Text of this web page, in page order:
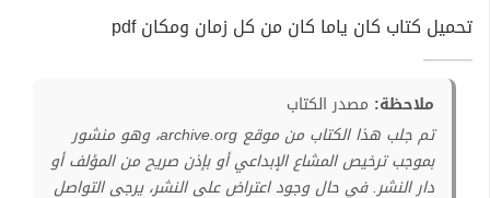
تحميل كتاب كان ياما كان من كل زمان ومكان pdf
ملاحظة: مصدر الكتاب
تم جلب هذا الكتاب من موقع archive.org، وهو منشور
بموجب ترخيص المشاع الإبداعي أو بإذن صريح من المؤلف أو
دار النشر. في حال وجود اعتراض على النشر، يرجى التواصل